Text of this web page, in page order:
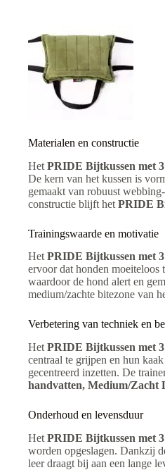
Materialen en constructie
Het PRIDE Bijtkussen met
De kern van het kussen is
gemaakt van robuust
constructie blijft het PRIDE
Trainingswaarde en motivatie
Het PRIDE Bijtkussen met
ervoor dat honden moeiteloos
waardoor de hond alert en
medium/zachte bitezone van
Verbetering van techniek en
Het PRIDE Bijtkussen met
centraal te grijpen en hun
gecentreerd inzetten. De
handvatten, Medium/Zacht
Onderhoud en levensduur
Het PRIDE Bijtkussen met
worden opgeslagen. Dankzij
leer draagt bij aan een lange